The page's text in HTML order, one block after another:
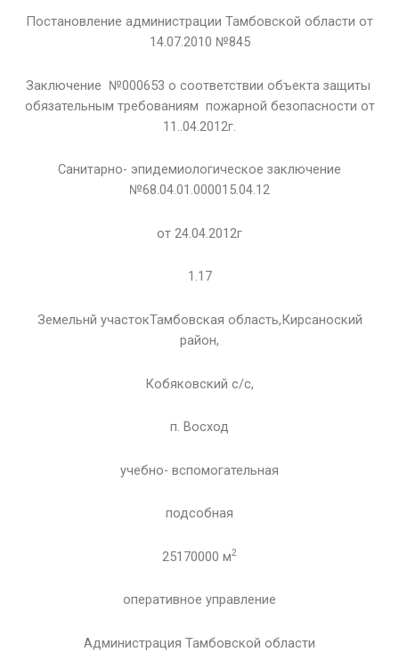
Постановление администрации Тамбовской области от
14.07.2010 №845
Заключение №000653 о соответствии объекта защиты
обязательным требованиям пожарной безопасности от
11..04.2012г.
Санитарно- эпидемиологическое заключение
№68.04.01.000015.04.12
от 24.04.2012г
1.17
Земельнй участокТамбовская область,Кирсаноский
район,
Кобяковский с/с,
п. Восход
учебно- вспомогательная
подсобная
25170000 м2
оперативное управление
Администрация Тамбовской области